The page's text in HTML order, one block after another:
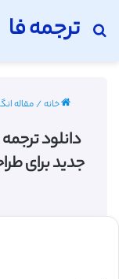
ترجمه فا
جستجو برای
خانه/مقاله
جدید برای